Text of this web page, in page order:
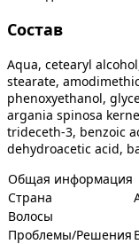
Состав
Аqua, cetearyl
stearate,
phenoxyethanol,
argania spinosa
trideceth-3, benzoic
dehydroacetic acid,
Общая информация
Страна
Волосы
Проблемы/Решения